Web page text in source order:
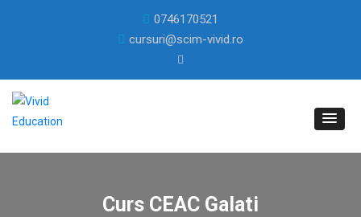
0746170521
cursuri@scim-vivid.ro
Curs CEAC Galati